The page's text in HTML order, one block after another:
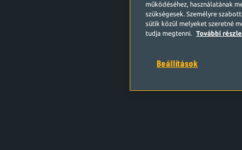
működéséhez, használatának
szükségesek. Személyre
sütik közül melyeket szeretné
tudja megtenni.
További
Beállítások